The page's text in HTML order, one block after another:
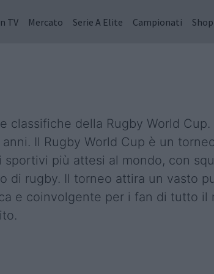
TV Mercato Serie A Elite Campionati Shop
della Rugby World
Il Rugby World Cup è un
più attesi al mondo, con
di rugby. Il torneo attira un vasto
e coinvolgente per i fan di tutto il